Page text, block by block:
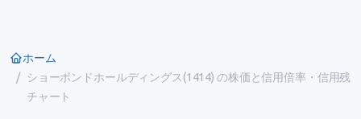
ホーム
ショーボンドホールディングス(1414) の株価と信用倍率・信用残
チャート